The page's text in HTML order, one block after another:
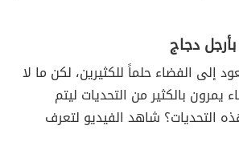
دجاج
إلى الفضاء حلماً للكثيرين، لكن ما لا
يمرون بالكثير من التحديات ليتم
التحديات؟ شاهد الفيديو لتعرف